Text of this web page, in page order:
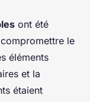
ont été
le
éléments
et la
étaient